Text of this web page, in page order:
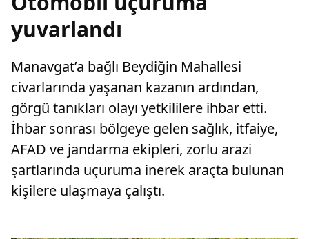
yuvarlandı
Manavgat’a bağlı Beydiğin Mahallesi
civarlarında yaşanan kazanın ardından,
görgü tanıkları olayı yetkililere ihbar etti.
İhbar sonrası bölgeye gelen sağlık, itfaiye,
AFAD ve jandarma ekipleri, zorlu arazi
şartlarında uçuruma inerek araçta bulunan
kişilere ulaşmaya çalıştı.